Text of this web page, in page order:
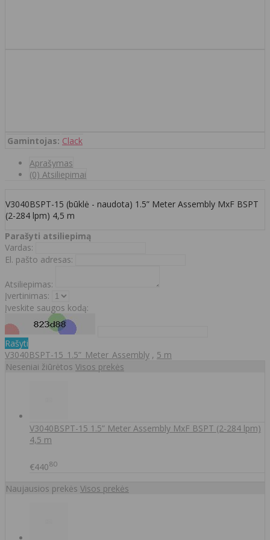
Gamintojas: Clack
Aprašymas
(0) Atsiliepimai
V3040BSPT-15 (būklė - naudota) 1.5” Meter Assembly MxF BSPT
(2-284 lpm) 4,5 m
Parašyti atsiliepimą
Vardas:
El. pašto adresas:
Atsiliepimas:
Įvertinimas:
Įveskite saugos kodą:
Rašyti
V3040BSPT-15_1.5”_Meter_Assembly , 5 m
Neseniai žiūrėtos Visos prekės
V3040BSPT-15 1.5” Meter Assembly MxF BSPT (2-284 lpm)
4,5 m
€44080
Naujausios prekės Visos prekės